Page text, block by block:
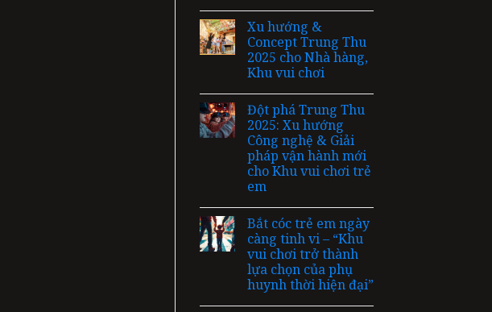
Xu hướng &
Concept Trung Thu
2025 cho Nhà hàng,
Khu vui chơi
Đột phá Trung Thu
2025: Xu hướng
Công nghệ & Giải
pháp vận hành mới
cho Khu vui chơi trẻ
em
Bắt cóc trẻ em ngày
càng tinh vi – “Khu
vui chơi trở thành
lựa chọn của phụ
huynh thời hiện đại”